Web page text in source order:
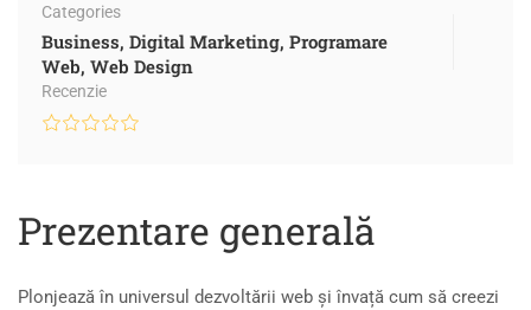
Categories
Business, Digital Marketing, Programare
Web, Web Design
Recenzie
Prezentare generală
Plonjează în universul dezvoltării web și învață cum să creezi